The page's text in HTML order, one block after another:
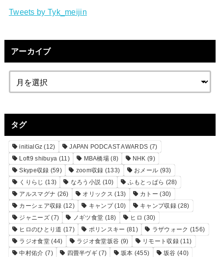
Tweets by Tyk_meijin
アーカイブ
タグ
initialGz (12) JAPAN PODCAST AWARDS (7)
Loft9 shibuya (11) MBA橋場 (8) NHK (9)
Skype収録 (59) zoom収録 (133) おメール (93)
くりらじ (13) なろう小説 (10) ふもとっぱら (28)
アルスマグナ (26) オリックス (13) カトー (30)
カーシェア収録 (12) キャンプ(10) キャンプ収録(28)
ジャニーズ(7) ノギツ食堂 (18) ヒロ (30)
ヒロのひとり道 (17) ポリンスキー (81) ラザウォーク (156)
ラジオ食堂(44) ラジオ食堂坂谷 (9) リモート収録(11)
中村佑介 (7) 四畳半ヴギ (7) 坂本 (455) 坂谷 (40)